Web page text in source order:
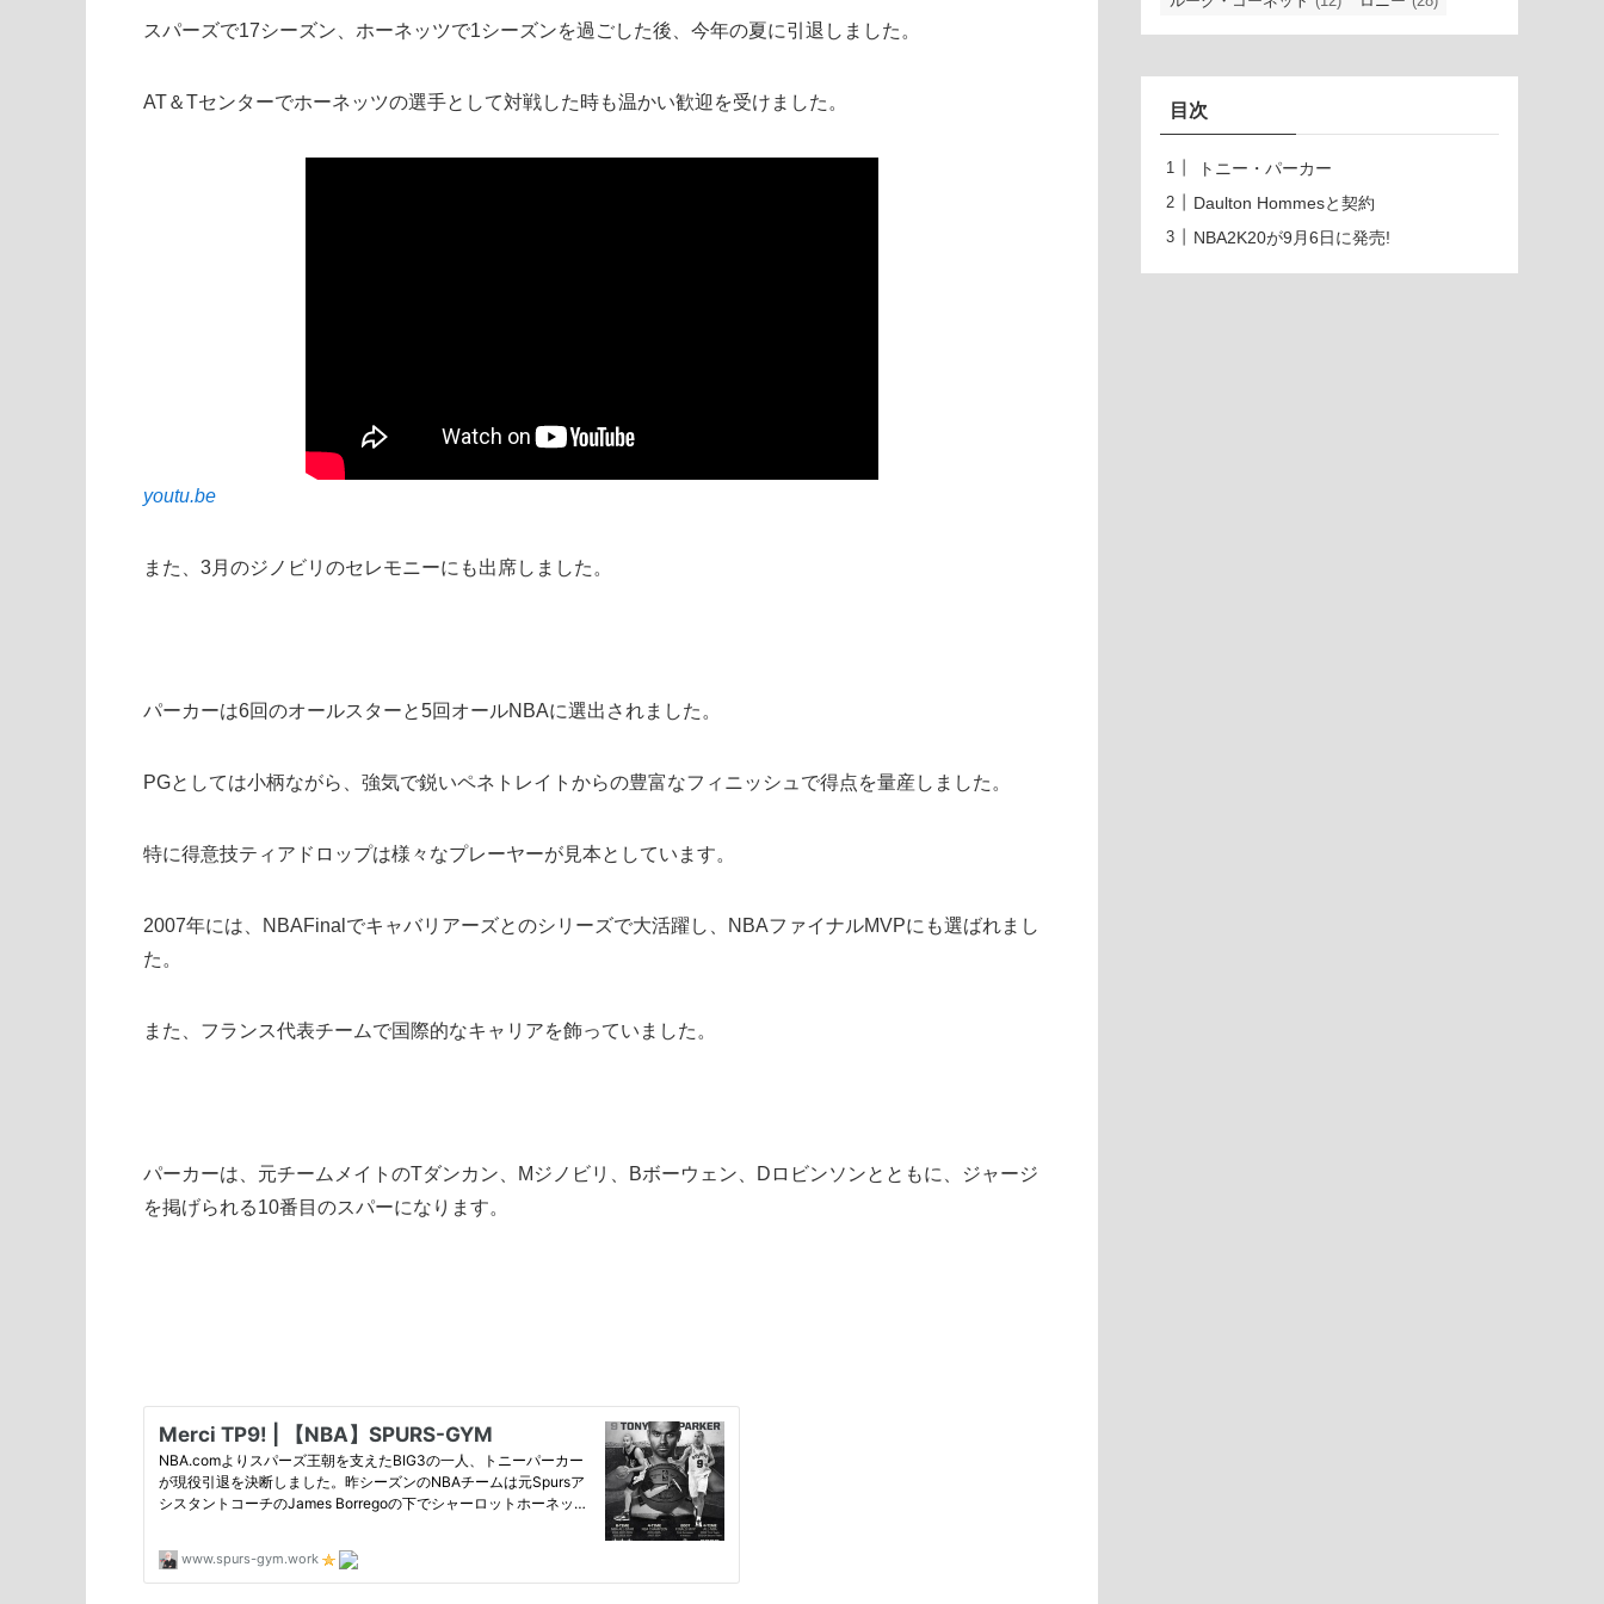
スパーズで17シーズン、ホーネッツで1シーズンを過ごした後、今年の夏に引退しました。
AT＆Tセンターでホーネッツの選手として対戦した時も温かい歓迎を受けました。
youtu.be
また、3月のジノビリのセレモニーにも出席しました。
パーカーは6回のオールスターと5回オールNBAに選出されました。
PGとしては小柄ながら、強気で鋭いペネトレイトからの豊富なフィニッシュで得点を量産しました。
特に得意技ティアドロップは様々なプレーヤーが見本としています。
2007年には、NBAFinalでキャバリアーズとのシリーズで大活躍し、NBAファイナルMVPにも選ばれまし
た。
また、フランス代表チームで国際的なキャリアを飾っていました。
パーカーは、元チームメイトのTダンカン、Mジノビリ、Bボーウェン、Dロビンソンとともに、ジャージ
を掲げられる10番目のスパーになります。
目次
トニー・パーカー
Daulton Hommesと契約
NBA2K20が9月6日に発売!